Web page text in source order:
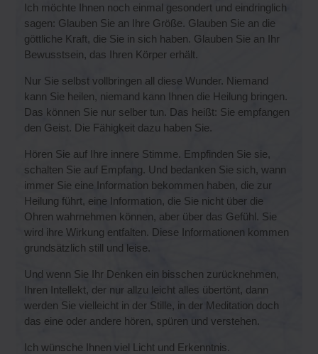
Ich möchte Ihnen noch einmal gesondert und eindringlich
sagen: Glauben Sie an Ihre Größe. Glauben Sie an die
göttliche Kraft, die Sie in sich haben. Glauben Sie an Ihr
Bewusstsein, das Ihren Körper erhält.
Nur Sie selbst vollbringen all diese Wunder. Niemand
kann Sie heilen, niemand kann Ihnen die Heilung bringen.
Das können Sie nur selber tun. Das heißt: Sie empfangen
den Geist. Die Fähigkeit dazu haben Sie.
Hören Sie auf Ihre innere Stimme. Empfinden Sie sie,
schalten Sie auf Empfang. Und bedanken Sie sich, wann
immer Sie eine Information bekommen haben, die zur
Heilung führt, eine Information, die Sie nicht über die
Ohren wahrnehmen können, aber über das Gefühl. Sie
wird ihre Wirkung entfalten. Diese Informationen kommen
grundsätzlich still und leise.
Und wenn Sie Ihr Denken ein bisschen zurücknehmen,
Ihren Intellekt, der nur allzu leicht alles übertönt, dann
werden Sie vielleicht in der Stille, in der Meditation doch
das eine oder andere hören, spüren und verstehen.
Ich wünsche Ihnen viel Licht und Erkenntnis.